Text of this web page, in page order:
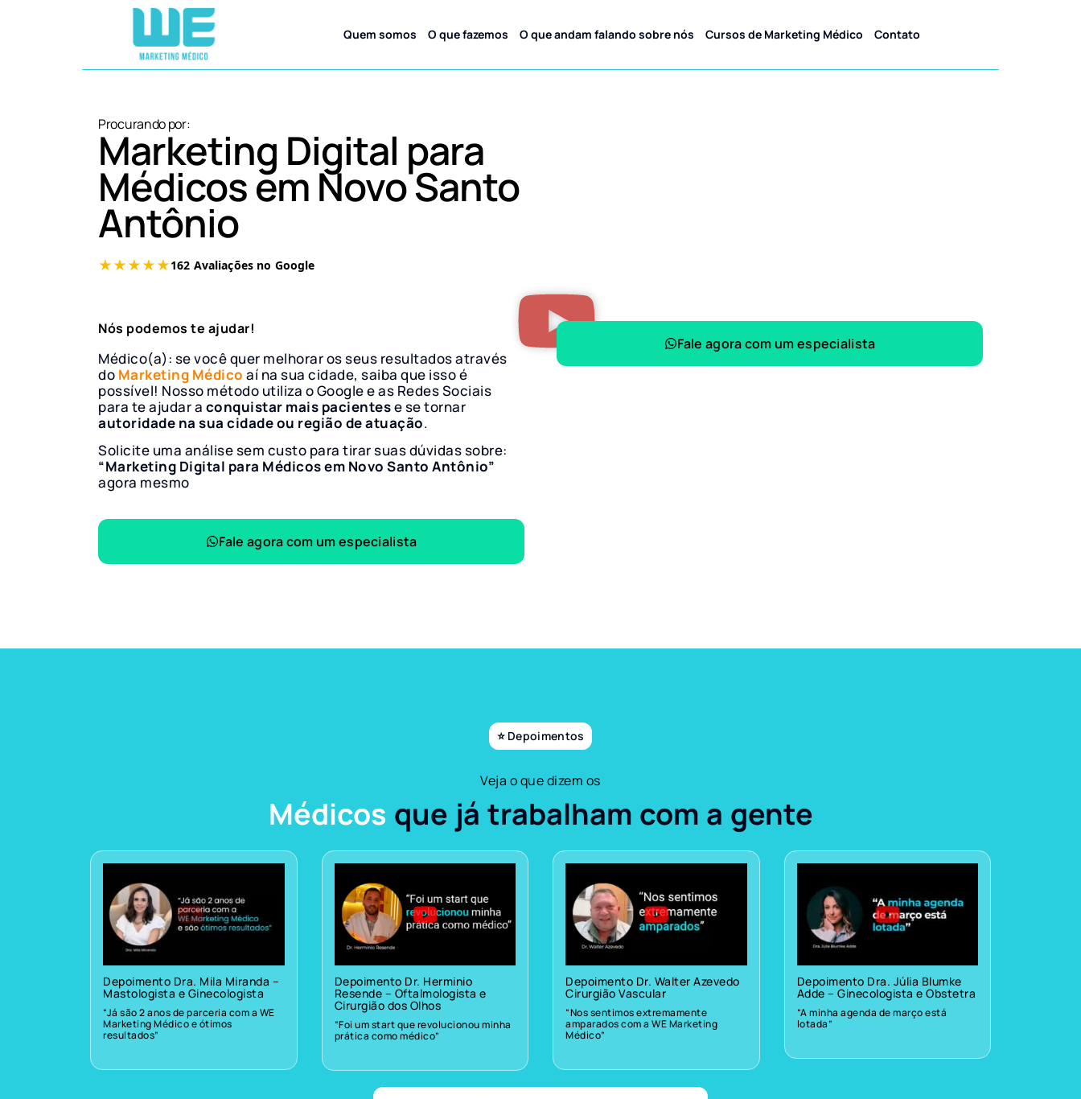
Quem somos O que fazemos O que andam falando sobre nós Cursos de Marketing Médico Contato
Procurando por:
Marketing Digital para
Médicos em Novo Santo
Antônio
Nós podemos te ajudar!
Médico(a): se você quer melhorar os seus resultados através
do Marketing Médico aí na sua cidade, saiba que isso é
possível! Nosso método utiliza o Google e as Redes Sociais
para te ajudar a conquistar mais pacientese se tornar
autoridade na sua cidade ou região de atuação.
Solicite uma análise sem custo para tirar suas dúvidas sobre:
“Marketing Digital para Médicos em Novo Santo Antônio”
agora mesmo
Fale agora com um especialista
Fale agora com um especialista
⭐ Depoimentos
Veja o que dizem os
Médicos que já trabalham com a gente
Depoimento Dra. Mila Miranda –
Mastologista e Ginecologista
“Já são 2 anos de parceria com a WE
Marketing Médico e ótimos
resultados”
Depoimento Dr. Herminio
Resende – Oftalmologista e
Cirurgião dos Olhos
“Foi um start que revolucionou minha
prática como médico”
Depoimento Dr. Walter Azevedo
Cirurgião Vascular
“Nos sentimos extremamente
amparados com a WE Marketing
Médico”
Depoimento Dra. Júlia Blumke
Adde – Ginecologista e Obstetra
“A minha agenda de março está
lotada”